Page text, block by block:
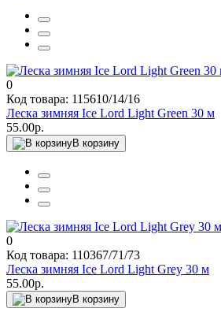
0
Код товара: 115610/14/16
Леска зимняя Ice Lord Light Green 30 м
55.00р.
В корзину
0
Код товара: 110367/71/73
Леска зимняя Ice Lord Light Grey 30 м
55.00р.
В корзину